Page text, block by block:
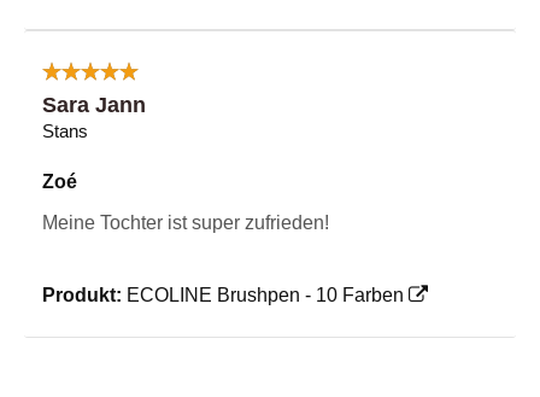
Sara Jann
Stans
Zoé
Meine Tochter ist super zufrieden!
Produkt: ECOLINE Brushpen - 10 Farben